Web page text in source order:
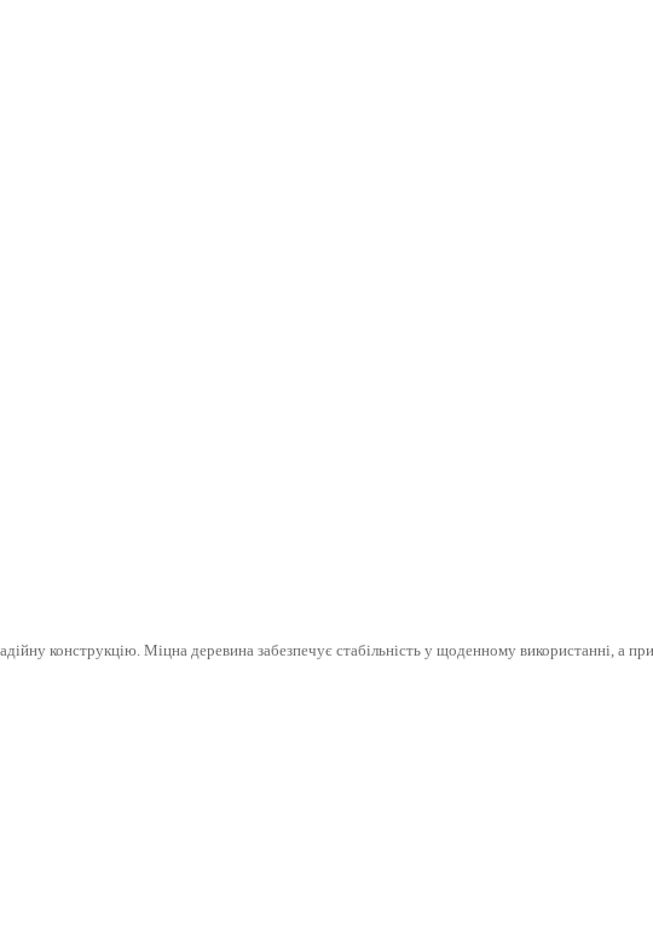
конструкцію. Міцна деревина забезпечує стабільність у щоденному використанні, а